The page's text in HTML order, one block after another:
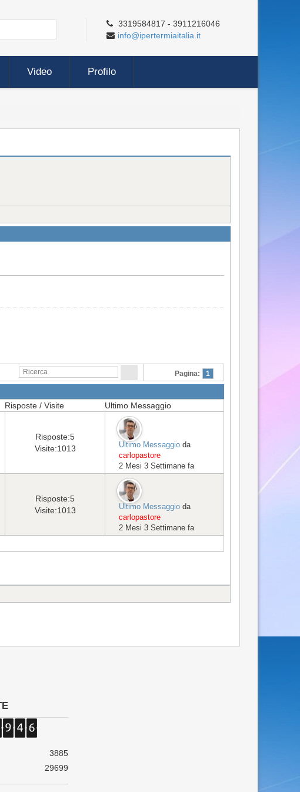
3319584817 - 3911216046
info@ipertermiaitalia.it
Video Profilo
Pagina: 1
Risposte / Visite Ultimo Messaggio
Risposte:5
Visite:1013 Ultimo Messaggio da
carlopastore
2 Mesi 3 Settimane fa
Risposte:5
Visite:1013 Ultimo Messaggio da
carlopastore
2 Mesi 3 Settimane fa
3885
29699